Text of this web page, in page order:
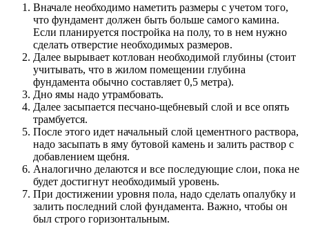
Вначале необходимо наметить размеры с учетом того,
что фундамент должен быть больше самого камина.
Если планируется постройка на полу, то в нем нужно
сделать отверстие необходимых размеров.
Далее вырывает котлован необходимой глубины (стоит
учитывать, что в жилом помещении глубина
фундамента обычно составляет 0,5 метра).
Дно ямы надо утрамбовать.
Далее засыпается песчано-щебневый слой и все опять
трамбуется.
После этого идет начальный слой цементного раствора,
надо засыпать в яму бутовой камень и залить раствор с
добавлением щебня.
Аналогично делаются и все последующие слои, пока не
будет достигнут необходимый уровень.
При достижении уровня пола, надо сделать опалубку и
залить последний слой фундамента. Важно, чтобы он
был строго горизонтальным.